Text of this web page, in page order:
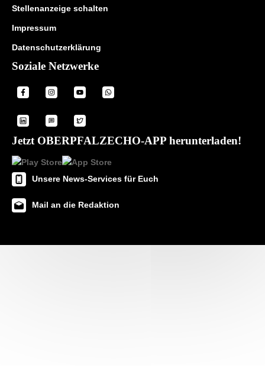
Stellenanzeige schalten
Impressum
Datenschutzerklärung
Soziale Netzwerke
Jetzt OBERPFALZECHO-APP herunterladen!
Unsere News-Services für Euch
Mail an die Redaktion